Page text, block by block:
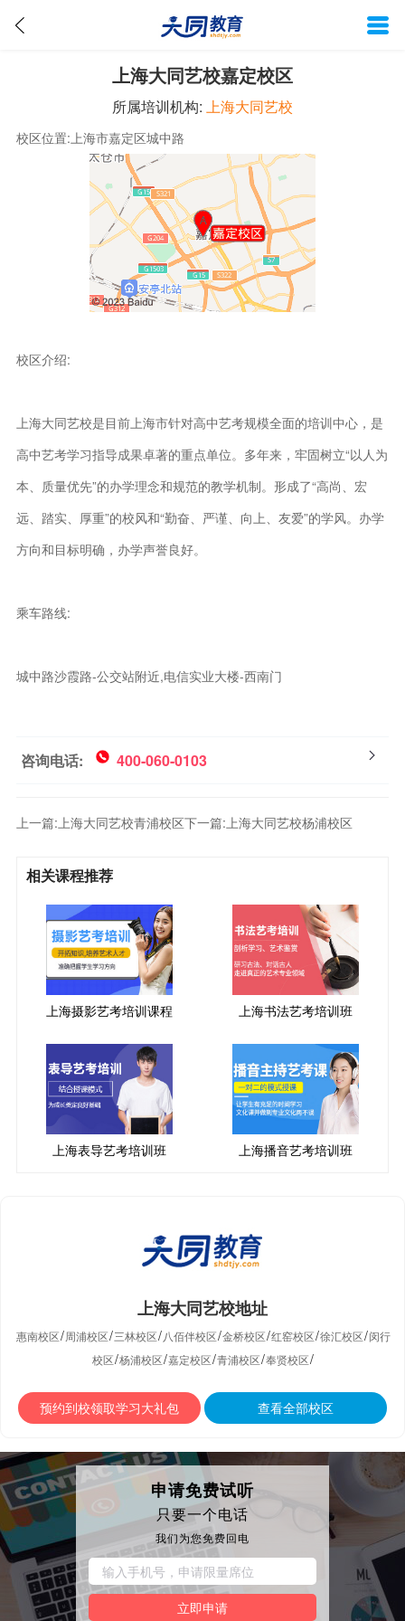
上海大同艺校嘉定校区
所属培训机构: 上海大同艺校
校区位置:上海市嘉定区城中路
校区介绍:
上海大同艺校是目前上海市针对高中艺考规模全面的培训中心，是
高中艺考学习指导成果卓著的重点单位。多年来，牢固树立“以人为
本、质量优先”的办学理念和规范的教学机制。形成了“高尚、宏
远、踏实、厚重”的校风和“勤奋、严谨、向上、友爱”的学风。办学
方向和目标明确，办学声誉良好。
乘车路线:
城中路沙霞路-公交站附近,电信实业大楼-西南门
咨询电话: 400-060-0103
上一篇:上海大同艺校青浦校区下一篇:上海大同艺校杨浦校区
相关课程推荐
上海摄影艺考培训课程 上海书法艺考培训班
上海表导艺考培训班 上海播音艺考培训班
上海大同艺校地址
惠南校区/周浦校区/三林校区/ 八佰伴校区/金桥校区/红窑校区/徐汇校区/闵行
校区/杨浦校区/嘉定校区/青浦校区/奉贤校区/
预约到校领取学习大礼包 查看全部校区
申请免费试听
只要一个电话
我们为您免费回电
立即申请